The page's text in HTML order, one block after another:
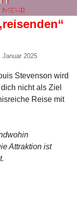
Januar 2025
Stevenson wird
nicht als Ziel
Reise mit
Attraktion ist